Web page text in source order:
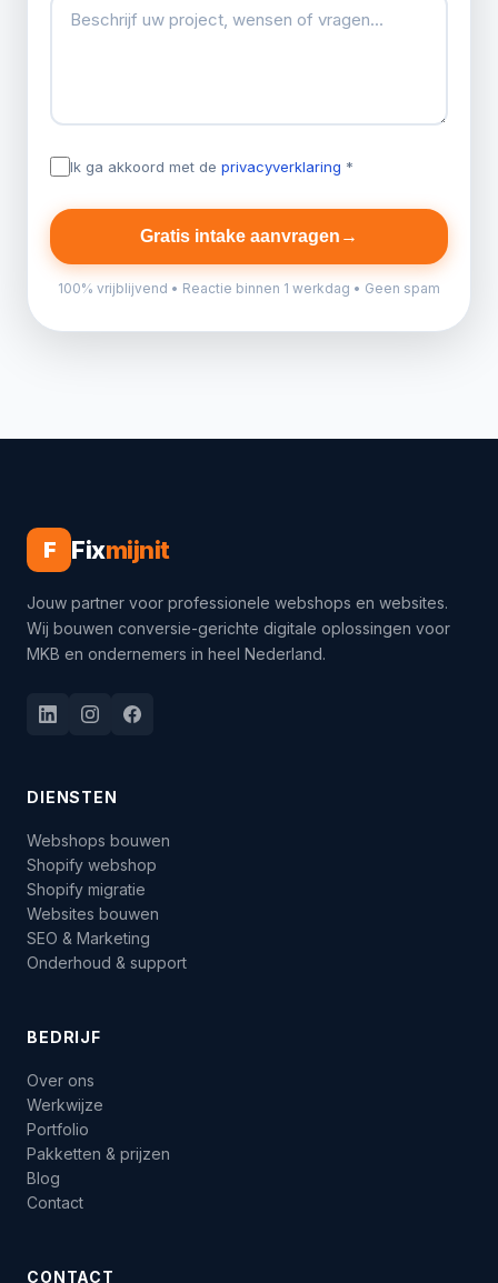
Ik ga akkoord met de privacyverklaring *
Gratis intake aanvragen →
100% vrijblijvend • Reactie binnen 1 werkdag • Geen spam
F Fixmijnit
Jouw partner voor professionele webshops en websites.
Wij bouwen conversie-gerichte digitale oplossingen voor
MKB en ondernemers in heel Nederland.
DIENSTEN
Webshops bouwen
Shopify webshop
Shopify migratie
Websites bouwen
SEO & Marketing
Onderhoud & support
BEDRIJF
Over ons
Werkwijze
Portfolio
Pakketten & prijzen
Blog
Contact
CONTACT